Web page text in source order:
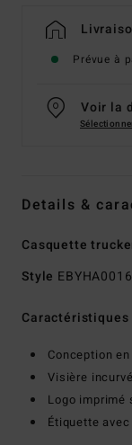
Prévue à
Voir la
Details &
Casquette
Style
Caractéristiques
Conception
Visière
Logo imprimé
Étiquette